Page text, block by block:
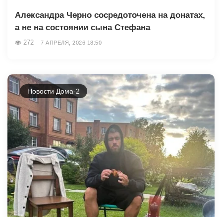
Александра Черно сосредоточена на донатах,
а не на состоянии сына Стефана
272 7 АПРЕЛЯ, 2026 18:50
Новости Дома-2